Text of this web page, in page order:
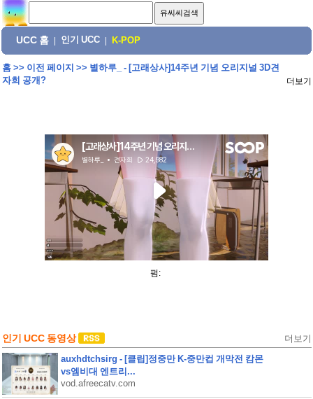
UCC 홈 인기 UCC K-POP
홈>> 이전 페이지 >> 별하루_ - [고래상사]14주년 기념 오리지널 3D견
자희 공개?
더보기
펌:
인기 UCC 동영상 더보기
auxhdtchsirg - [클립]정중만 K-중만컵 개막전 캄몬
vs엠비대 엔트리...
vod.afreecatv.com